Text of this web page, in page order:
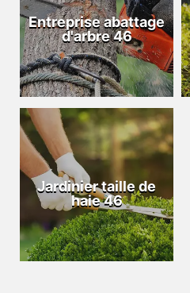
Entreprise abattage
d'arbre 46
Jardinier taille de
haie 46